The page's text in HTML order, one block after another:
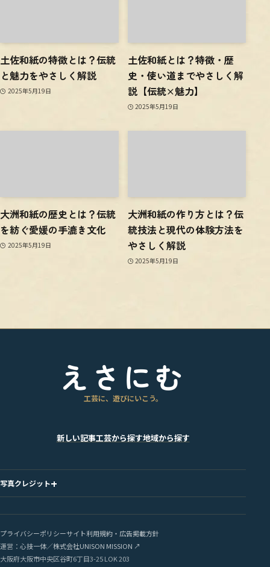
土佐和紙の特徴とは？伝統
と魅力をやさしく解説
2025年5月19日
土佐和紙とは？特徴・歴
史・使い道までやさしく解
説【伝統×魅力】
2025年5月19日
大洲和紙の歴史とは？伝統
を紡ぐ愛媛の手漉き文化
2025年5月19日
大洲和紙の作り方とは？伝
統技法と現代の体験方法を
やさしく解説
2025年5月19日
えさにむ
工芸に、遊びにいこう。
新しい記事工芸から探す地域から探す
写真クレジット
プライバシーポリシーサイト利用規約・広告掲載方針
運営： 心技一体／株式会社UNISON MISSION ↗
大阪府大阪市中央区谷町6丁目3-25 LOK 203